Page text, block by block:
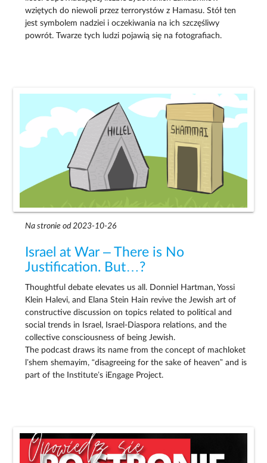
wziętych do niewoli przez terrorystów z Hamasu. Stół ten
jest symbolem nadziei i oczekiwania na ich szczęśliwy
powrót. Twarze tych ludzi pojawią się na fotografiach.
Na stronie od 2023-10-26
Israel at War – There is No
Justification. But…?
Thoughtful debate elevates us all. Donniel Hartman, Yossi
Klein Halevi, and Elana Stein Hain revive the Jewish art of
constructive discussion on topics related to political and
social trends in Israel, Israel-Diaspora relations, and the
collective consciousness of being Jewish.
The podcast draws its name from the concept of machloket
l’shem shemayim, “disagreeing for the sake of heaven” and is
part of the Institute’s iEngage Project.